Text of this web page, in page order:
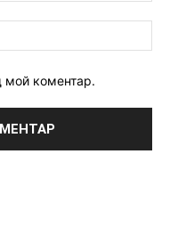
коментар.